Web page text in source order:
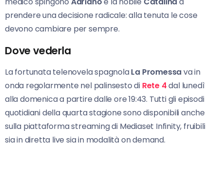
prendere una decisione radicale: alla tenuta le cose
devono cambiare per sempre.
Dove vederla
La fortunata telenovela spagnolaLa Promessava in
onda regolarmente nel palinsesto di Rete 4dal lunedì
alla domenica a partire dalle ore 19:43. Tutti gli episodi
quotidiani della quarta stagione sono disponibili anche
sulla piattaforma streaming di Mediaset Infinity, fruibili
sia in diretta live sia in modalità on demand.